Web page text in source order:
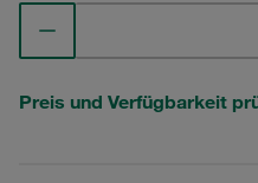
Preis und Verfügbarkeit